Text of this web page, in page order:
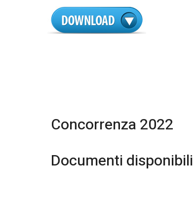
Concorrenza 2022
Documenti disponibili